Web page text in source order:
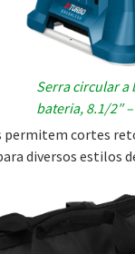
Serra circular a
bateria, 8.1/2″ –
permitem cortes
diversos estilos